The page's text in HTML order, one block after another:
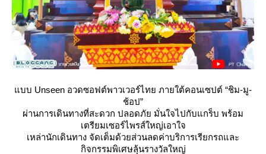
บบ Unseen อวดซอฟต์พาวเวอร์ไทย ภายใต้คอนเซปต์ “ชิม-มู-
ช้อป”
ผ่านการเดินทางที่สะดวก ปลอดภัย มั่นใจไปกับแกร็บ พร้อม
เตรียมเซอร์ไพรส์ใหญ่เอาใจ
เหล่านักเดินทาง จัดเต็มด้วยส่วนลดค่าบริการเรียกรถและ
กิจกรรมพิเศษลุ้นรางวัลใหญ่